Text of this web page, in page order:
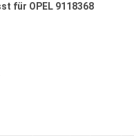
für OPEL 9118368